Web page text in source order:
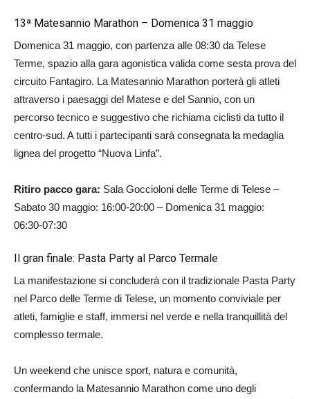
13ª Matesannio Marathon – Domenica 31 maggio
Domenica 31 maggio, con partenza alle 08:30 da Telese
Terme, spazio alla gara agonistica valida come sesta prova del
circuito Fantagiro. La Matesannio Marathon porterà gli atleti
attraverso i paesaggi del Matese e del Sannio, con un
percorso tecnico e suggestivo che richiama ciclisti da tutto il
centro-sud. A tutti i partecipanti sarà consegnata la medaglia
lignea del progetto “Nuova Linfa”.
Ritiro pacco gara: Sala Goccioloni delle Terme di Telese –
Sabato 30 maggio: 16:00‑20:00 – Domenica 31 maggio:
06:30‑07:30
Il gran finale: Pasta Party al Parco Termale
La manifestazione si concluderà con il tradizionale Pasta Party
nel Parco delle Terme di Telese, un momento conviviale per
atleti, famiglie e staff, immersi nel verde e nella tranquillità del
complesso termale.
Un weekend che unisce sport, natura e comunità,
confermando la Matesannio Marathon come uno degli